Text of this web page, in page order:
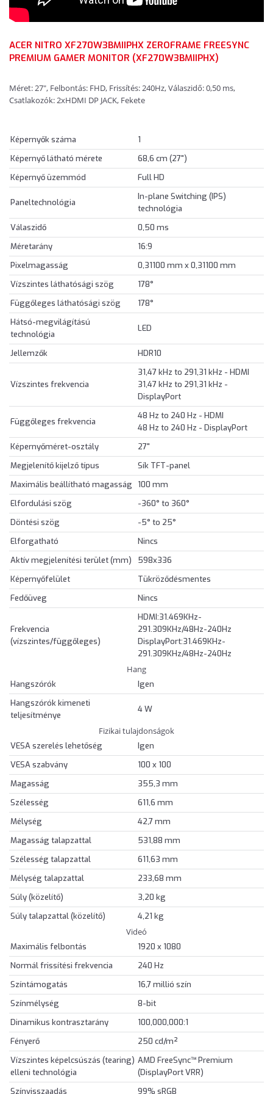
ACER NITRO XF270W3BMIIPHX ZEROFRAME FREESYNC
PREMIUM GAMER MONITOR (XF270W3BMIIPHX)
Méret: 27", Felbontás: FHD, Frissítés: 240Hz, Válaszidő: 0,50 ms,
Csatlakozók: 2xHDMI DP JACK, Fekete
Képernyők száma
1
Képernyő látható mérete
68,6 cm (27")
Képernyő üzemmód
Full HD
Paneltechnológia
In-plane Switching (IPS)
technológia
Válaszidő
0,50 ms
Méretarány
16:9
Pixelmagasság
0,31100 mm x 0,31100 mm
Vízszintes láthatósági szög
178°
Függőleges láthatósági szög
178°
Hátsó-megvilágítású
technológia
LED
Jellemzők HDR10
Vízszintes frekvencia
31,47 kHz to 291,31 kHz - HDMI
31,47 kHz to 291,31 kHz -
DisplayPort
Függőleges frekvencia
48 Hz to 240 Hz - HDMI
48 Hz to 240 Hz - DisplayPort
Képernyőméret-osztály
27"
Megjelenítő kijelző típus
Sík TFT-panel
Maximális beállítható magasság
100 mm
Elfordulási szög
-360° to 360°
Döntési szög
-5° to 25°
Elforgatható
Nincs
Aktív megjelenítési terület (mm)
598x336
Képernyőfelület
Tükröződésmentes
Fedőüveg
Nincs
Frekvencia
(vízszintes/függőleges)
HDMI:31.469KHz-
291.309KHz/48Hz-240Hz
DisplayPort:31.469KHz-
291.309KHz/48Hz-240Hz
Hang
Hangszórók
Igen
Hangszórók kimeneti
teljesítménye
4 W
Fizikai tulajdonságok
VESA szerelés lehetőség
Igen
VESA szabvány
100 x 100
Magasság
355,3 mm
Szélesség
611,6 mm
Mélység
42,7 mm
Magasság talapzattal
531,88 mm
Szélesség talapzattal
611,63 mm
Mélység talapzattal
233,68 mm
Súly (közelítő)
3,20 kg
Súly talapzattal (közelítő)
4,21 kg
Videó
Maximális felbontás
1920 x 1080
Normál frissítési frekvencia
240 Hz
Színtámogatás
16,7 millió szín
Színmélység
8-bit
Dinamikus kontrasztarány
100,000,000:1
Fényerő
250 cd/m²
Vízszintes képelcsúszás (tearing)
elleni technológia
AMD FreeSync™ Premium
(DisplayPort VRR)
Színvisszaadás
99% sRGB